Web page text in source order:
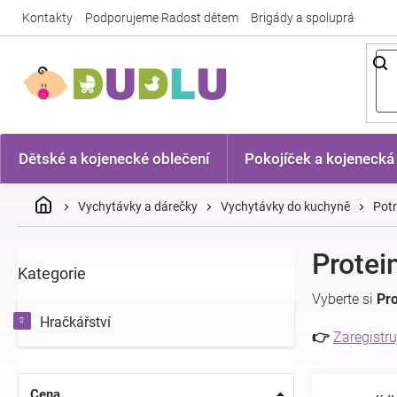
Kontakty Podporujeme Radost dětem Brigády a spolupráce
Dětské a kojenecké oblečení Pokojíček a kojenecká
DomůVychytávky a dárečky Vychytávky do kuchyně
o
t
r
n
Přeskočit
Kategorie
Hračkářství
Vyberte si
👉